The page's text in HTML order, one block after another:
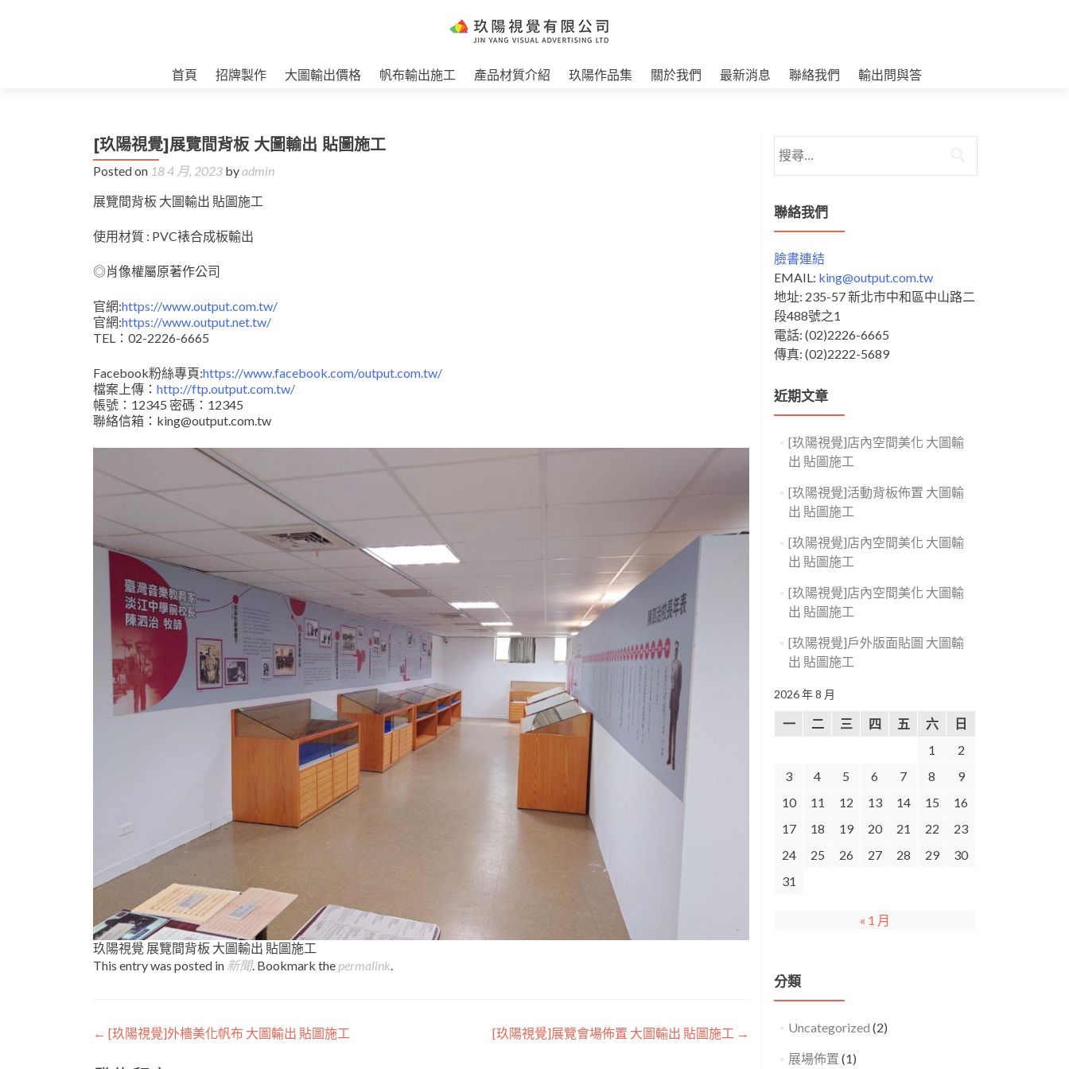
首頁 招牌製作 大圖輸出價格 帆布輸出施工 產品材質介紹 玖陽作品集 關於我們 最新消息 聯絡我們 輸出問與答
[玖陽視覺]展覽間背板 大圖輸出 貼圖施工
Posted on 18 4 月, 2023 byadmin
展覽間背板 大圖輸出 貼圖施工
使用材質 : PVC裱合成板輸出
◎肖像權屬原著作公司
官網:https://www.output.com.tw/
官網:https://www.output.net.tw/
TEL：02-2226-6665
Facebook粉絲專頁:https://www.facebook.com/output.com.tw/
檔案上傳： http://ftp.output.com.tw/
帳號：12345 密碼：12345
聯絡信箱：king@output.com.tw
玖陽視覺 展覽間背板 大圖輸出 貼圖施工
This entry was posted in 新聞. Bookmark the permalink
Post
← [玖陽視覺]外檣美化帆布 大圖輸出 貼圖施工 [玖陽視覺]展覽會場佈置 大圖輸出 貼圖施工 →
尋
鍵
字:
聯絡我們
臉書連結
EMAIL: king@output.com.tw
地址: 235-57 新北市中和區中山路二
段488號之1
電話: (02)2226-6665
傳真: (02)2222-5689
近期文章
[玖陽視覺]店內空間美化 大圖輸
出 貼圖施工
[玖陽視覺]活動背板佈置 大圖輸
出 貼圖施工
[玖陽視覺]店內空間美化 大圖輸
出 貼圖施工
[玖陽視覺]店內空間美化 大圖輸
出 貼圖施工
[玖陽視覺]戶外版面貼圖 大圖輸
出 貼圖施工
2026 年 8 月
一 二 三 四 五 六
日
1
2
3
4 5 6 7 8
9
10
11 12 13 14 15
16
17
18 19 20 21 22
23
24
25 26 27 28 29
30
31
« 1 月
分類
Uncategorized (2)
展場佈置 (1)